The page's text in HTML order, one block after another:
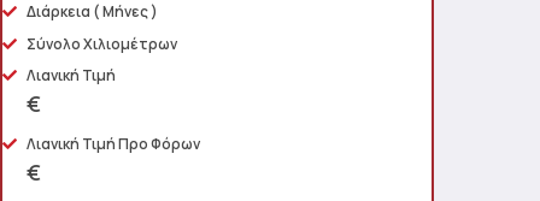
Διάρκεια ( Μήνες )
Σύνολο Χιλιομέτρων
Λιανική Τιμή
€
Λιανική Τιμή Προ Φόρων
€